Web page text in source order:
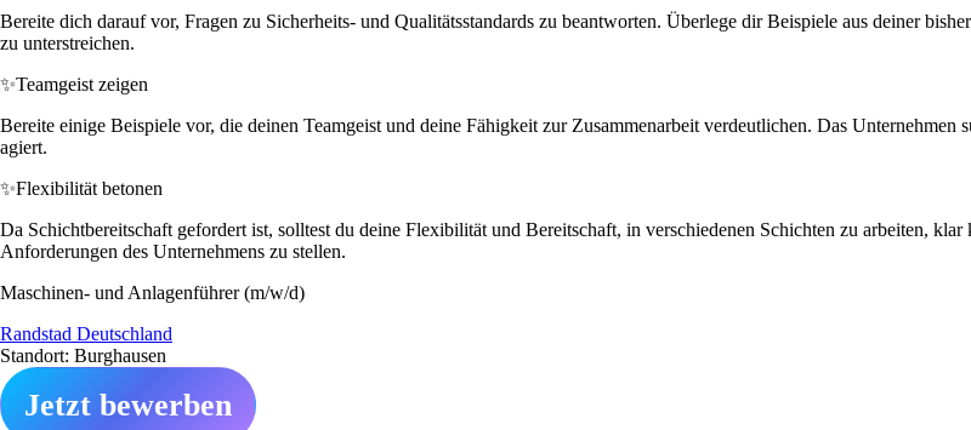
Bereite dich darauf vor, Fragen zu Sicherheits- und Qualitätsstandards zu beantworten. Überlege dir Beispiele aus deiner
zu unterstreichen.
✨Teamgeist zeigen
Bereite einige Beispiele vor, die deinen Teamgeist und deine Fähigkeit zur Zusammenarbeit verdeutlichen. Das
agiert.
✨Flexibilität betonen
Da Schichtbereitschaft gefordert ist, solltest du deine Flexibilität und Bereitschaft, in verschiedenen Schichten zu arbeiten,
Anforderungen des Unternehmens zu stellen.
Maschinen- und Anlagenführer (m/w/d)
Randstad Deutschland
Standort: Burghausen
Jetzt bewerben